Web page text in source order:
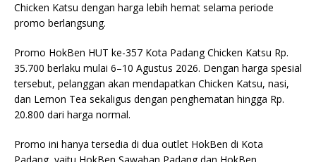
Chicken Katsu dengan harga lebih hemat selama periode
promo berlangsung.
Promo HokBen HUT ke-357 Kota Padang Chicken Katsu Rp.
35.700 berlaku mulai 6–10 Agustus 2026. Dengan harga spesial
tersebut, pelanggan akan mendapatkan Chicken Katsu, nasi,
dan Lemon Tea sekaligus dengan penghematan hingga Rp.
20.800 dari harga normal.
Promo ini hanya tersedia di dua outlet HokBen di Kota